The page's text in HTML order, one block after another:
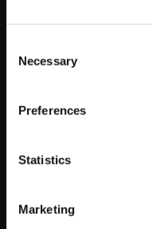
Selection
Necessary
Preferences
Statistics
Marketing